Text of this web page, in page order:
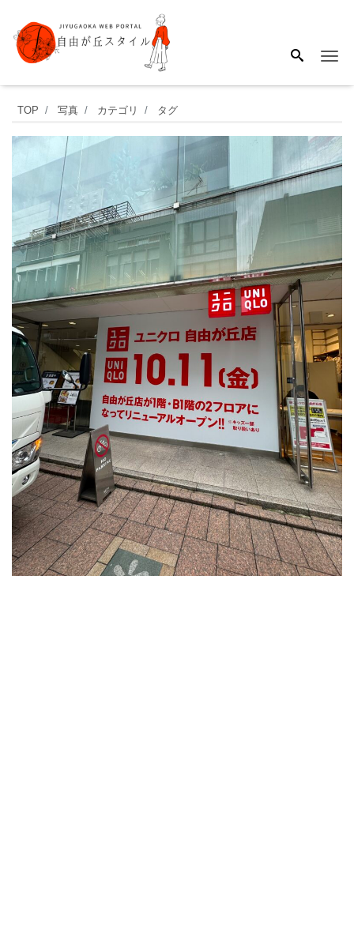
ユ
ニ
ロ
自
由
が
丘
店
が
2024
年
10
月
11
日
に
リ
ニ
ュ
TOP 写真 カテゴリ タグ